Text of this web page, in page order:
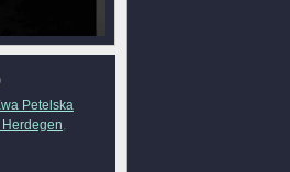
Petelska
Herdegen,